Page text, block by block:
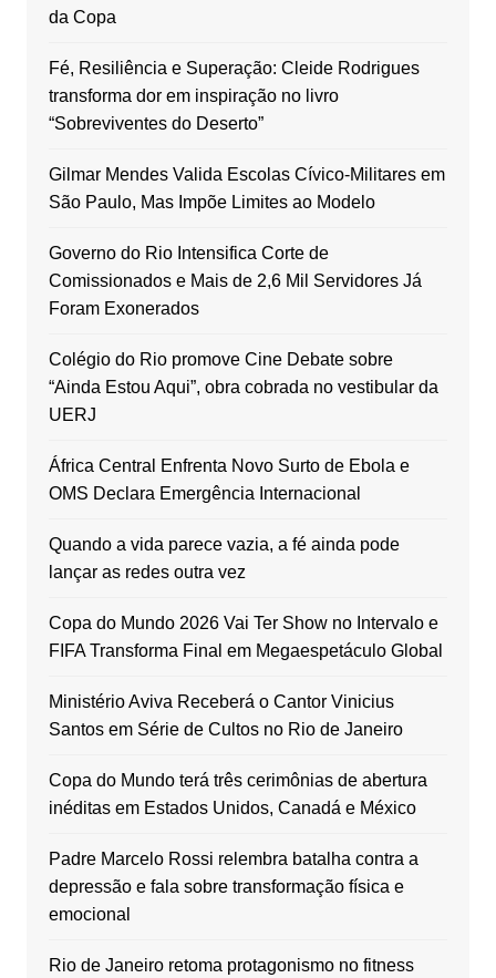
da Copa
Fé, Resiliência e Superação: Cleide Rodrigues
transforma dor em inspiração no livro
“Sobreviventes do Deserto”
Gilmar Mendes Valida Escolas Cívico-Militares em
São Paulo, Mas Impõe Limites ao Modelo
Governo do Rio Intensifica Corte de
Comissionados e Mais de 2,6 Mil Servidores Já
Foram Exonerados
Colégio do Rio promove Cine Debate sobre
“Ainda Estou Aqui”, obra cobrada no vestibular da
UERJ
África Central Enfrenta Novo Surto de Ebola e
OMS Declara Emergência Internacional
Quando a vida parece vazia, a fé ainda pode
lançar as redes outra vez
Copa do Mundo 2026 Vai Ter Show no Intervalo e
FIFA Transforma Final em Megaespetáculo Global
Ministério Aviva Receberá o Cantor Vinicius
Santos em Série de Cultos no Rio de Janeiro
Copa do Mundo terá três cerimônias de abertura
inéditas em Estados Unidos, Canadá e México
Padre Marcelo Rossi relembra batalha contra a
depressão e fala sobre transformação física e
emocional
Rio de Janeiro retoma protagonismo no fitness